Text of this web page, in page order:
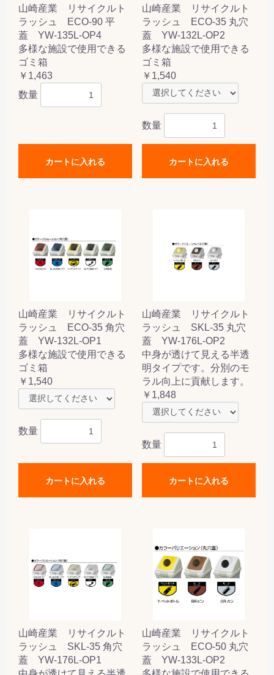
山崎産業 リサイクルト
ラッシュ ECO-90 平
蓋 YW-135L-OP4
多様な施設で使用できる
ゴミ箱
￥1,463
数量
カートに入れる
山崎産業 リサイクルト
ラッシュ ECO-35 丸穴
蓋 YW-132L-OP2
多様な施設で使用できる
ゴミ箱
￥1,540
数量
カートに入れる
山崎産業 リサイクルト
ラッシュ ECO-35 角穴
蓋 YW-132L-OP1
多様な施設で使用できる
ゴミ箱
￥1,540
数量
カートに入れる
山崎産業 リサイクルト
ラッシュ SKL-35 丸穴
蓋 YW-176L-OP2
中身が透けて見える半透
明タイプです。分別のモ
ラル向上に貢献します。
￥1,848
数量
カートに入れる
山崎産業 リサイクルト
ラッシュ SKL-35 角穴
蓋 YW-176L-OP1
山崎産業 リサイクルト
ラッシュ ECO-50 丸穴
蓋 YW-133L-OP2